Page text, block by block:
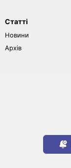
Статті
Новини
Архів